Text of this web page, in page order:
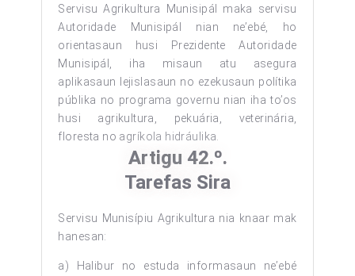
Servisu Agrikultura Munisipál maka servisu
Autoridade Munisipál nian ne’ebé, ho
orientasaun husi Prezidente Autoridade
Munisipál, iha misaun atu asegura
aplikasaun lejislasaun no ezekusaun polítika
públika no programa governu nian iha to’os
husi agrikultura, pekuária, veterinária,
floresta no agríkola hidráulika.
Artigu 42.º.
Tarefas Sira
Servisu Munisípiu Agrikultura nia knaar mak
hanesan:
a) Halibur no estuda informasaun ne’ebé